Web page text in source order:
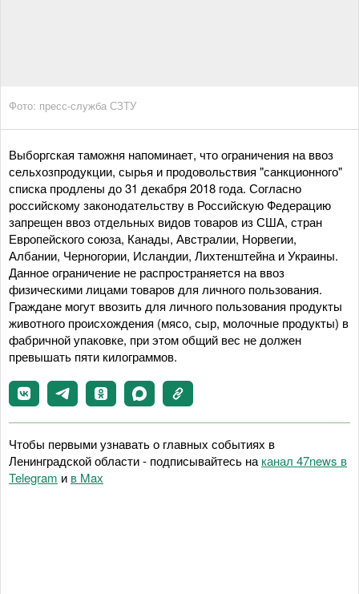
Фото: пресс-служба СЗТУ
Выборгская таможня напоминает, что ограничения на ввоз
сельхозпродукции, сырья и продовольствия "санкционного"
списка продлены до 31 декабря 2018 года. Согласно
российскому законодательству в Российскую Федерацию
запрещен ввоз отдельных видов товаров из США, стран
Европейского союза, Канады, Австралии, Норвегии,
Албании, Черногории, Исландии, Лихтенштейна и Украины.
Данное ограничение не распространяется на ввоз
физическими лицами товаров для личного пользования.
Граждане могут ввозить для личного пользования продукты
животного происхождения (мясо, сыр, молочные продукты) в
фабричной упаковке, при этом общий вес не должен
превышать пяти килограммов.
Чтобы первыми узнавать о главных событиях в
Ленинградской области - подписывайтесь на канал 47news в
Telegram и в Maх